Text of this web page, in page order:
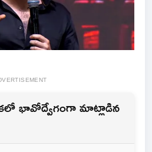
భావోద్వేగంగా మాట్లాడిన